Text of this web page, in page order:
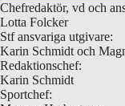
Chefredaktör, vd och
Lotta Folcker
Stf ansvariga utgivare:
Karin Schmidt och
Redaktionschef:
Karin Schmidt
Sportchef: